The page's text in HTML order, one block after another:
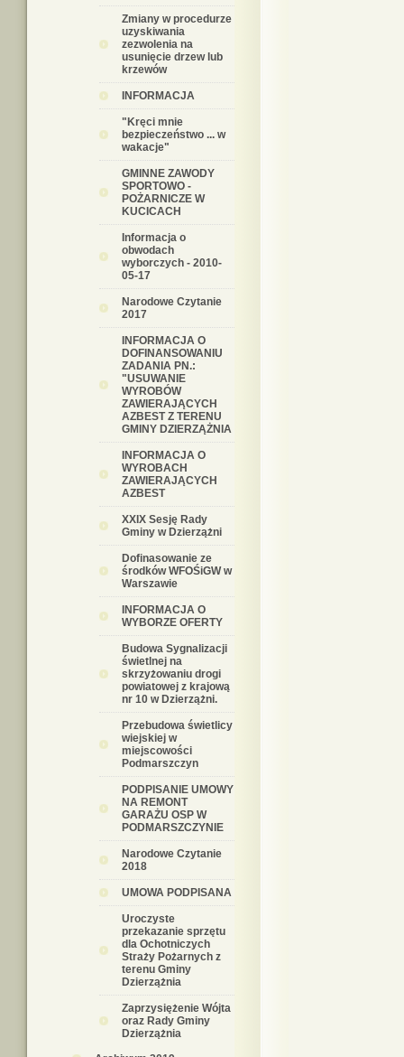
Zmiany w procedurze
uzyskiwania
zezwolenia na
usunięcie drzew lub
krzewów
INFORMACJA
"Kręci mnie
bezpieczeństwo ... w
wakacje"
GMINNE ZAWODY
SPORTOWO -
POŻARNICZE W
KUCICACH
Informacja o
obwodach
wyborczych - 2010-
05-17
Narodowe Czytanie
2017
INFORMACJA O
DOFINANSOWANIU
ZADANIA PN.:
"USUWANIE
WYROBÓW
ZAWIERAJĄCYCH
AZBEST Z TERENU
GMINY DZIERZĄŻNIA
INFORMACJA O
WYROBACH
ZAWIERAJĄCYCH
AZBEST
XXIX Sesję Rady
Gminy w Dzierzążni
Dofinasowanie ze
środków WFOŚiGW w
Warszawie
INFORMACJA O
WYBORZE OFERTY
Budowa Sygnalizacji
świetlnej na
skrzyżowaniu drogi
powiatowej z krajową
nr 10 w Dzierzążni.
Przebudowa świetlicy
wiejskiej w
miejscowości
Podmarszczyn
PODPISANIE UMOWY
NA REMONT
GARAŻU OSP W
PODMARSZCZYNIE
Narodowe Czytanie
2018
UMOWA PODPISANA
Uroczyste
przekazanie sprzętu
dla Ochotniczych
Straży Pożarnych z
terenu Gminy
Dzierzążnia
Zaprzysiężenie Wójta
oraz Rady Gminy
Dzierzążnia